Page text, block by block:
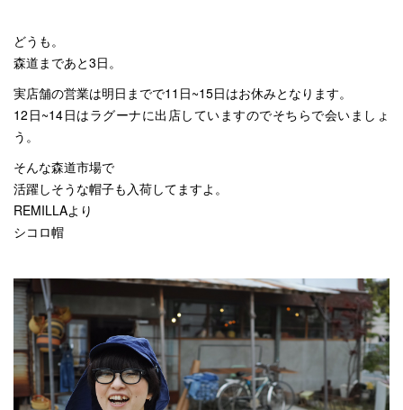
どうも。
森道まであと3日。
実店舗の営業は明日までで11日~15日はお休みとなります。
12日~14日はラグーナに出店していますのでそちらで会いましょ
う。
そんな森道市場で
活躍しそうな帽子も入荷してますよ。
REMILLAより
シコロ帽